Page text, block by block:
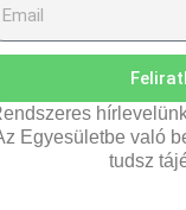
Egyesületbe való
tudsz